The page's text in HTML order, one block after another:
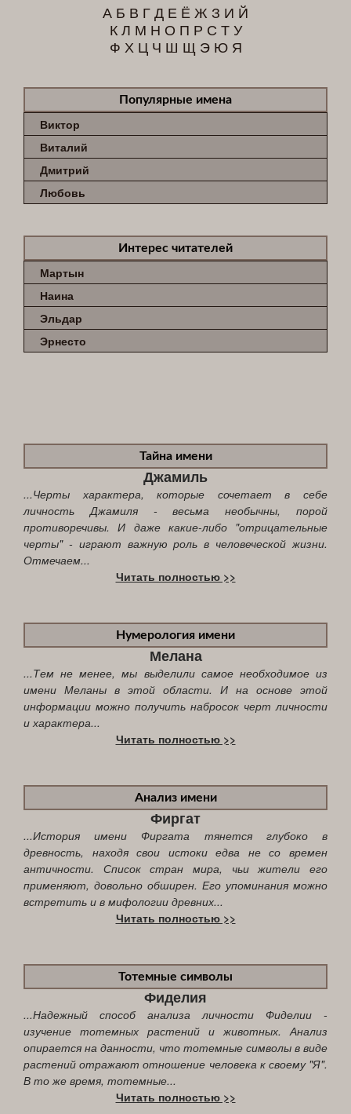
А Б В ГД Е Ё Ж З И Й
К Л М Н О П Р С Т У
Ф Х Ц Ч Ш Щ Э Ю Я
Популярные имена
Виктор
Виталий
Дмитрий
Любовь
Интерес читателей
Мартын
Наина
Эльдар
Эрнесто
Тайна имени
Джамиль
...Черты характера, которые сочетает в себе
личность Джамиля - весьма необычны, порой
противоречивы. И даже какие-либо "отрицательные
черты" - играют важную роль в человеческой жизни.
Отмечаем...
Читать полностью >>
Нумерология имени
Мелана
...Тем не менее, мы выделили самое необходимое из
имени Меланы в этой области. И на основе этой
информации можно получить набросок черт личности
и характера...
Читать полностью >>
Анализ имени
Фиргат
...История имени Фиргата тянется глубоко в
древность, находя свои истоки едва не со времен
античности. Список стран мира, чьи жители его
применяют, довольно обширен. Его упоминания можно
встретить и в мифологии древних...
Читать полностью >>
Тотемные символы
Фиделия
...Надежный способ анализа личности Фиделии -
изучение тотемных растений и животных. Анализ
опирается на данности, что тотемные символы в виде
растений отражают отношение человека к своему "Я".
В то же время, тотемные...
Читать полностью >>